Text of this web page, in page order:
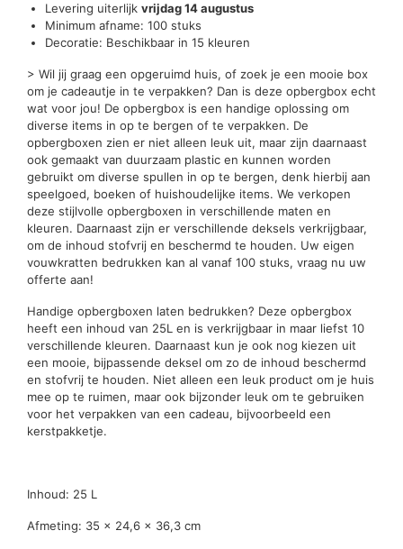
Levering uiterlijk vrijdag 14 augustus
Minimum afname: 100 stuks
Decoratie: Beschikbaar in 15 kleuren
> Wil jij graag een opgeruimd huis, of zoek je een mooie box
om je cadeautje in te verpakken? Dan is deze opbergbox echt
wat voor jou! De opbergbox is een handige oplossing om
diverse items in op te bergen of te verpakken. De
opbergboxen zien er niet alleen leuk uit, maar zijn daarnaast
ook gemaakt van duurzaam plastic en kunnen worden
gebruikt om diverse spullen in op te bergen, denk hierbij aan
speelgoed, boeken of huishoudelijke items. We verkopen
deze stijlvolle opbergboxen in verschillende maten en
kleuren. Daarnaast zijn er verschillende deksels verkrijgbaar,
om de inhoud stofvrij en beschermd te houden. Uw eigen
vouwkratten bedrukken kan al vanaf 100 stuks, vraag nu uw
offerte aan!
Handige opbergboxen laten bedrukken? Deze opbergbox
heeft een inhoud van 25L en is verkrijgbaar in maar liefst 10
verschillende kleuren. Daarnaast kun je ook nog kiezen uit
een mooie, bijpassende deksel om zo de inhoud beschermd
en stofvrij te houden. Niet alleen een leuk product om je huis
mee op te ruimen, maar ook bijzonder leuk om te gebruiken
voor het verpakken van een cadeau, bijvoorbeeld een
kerstpakketje.
Inhoud: 25 L
Afmeting: 35 x 24,6 x 36,3 cm